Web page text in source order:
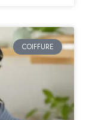
COIFFURE